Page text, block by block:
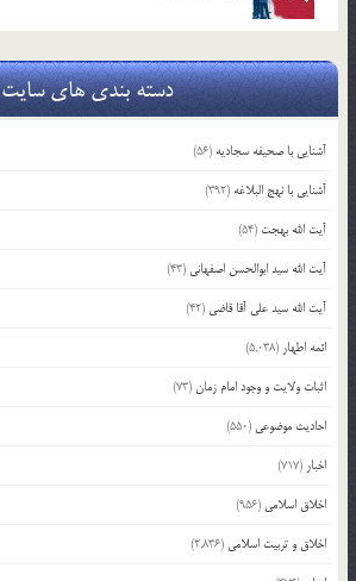
دسته بندی های سایت
آشنایی با صحیفه سجادیه (56)
آشنایی با نهج البلاغه (392)
آیت الله بهجت (54)
آیت الله سید ابوالحسن اصفهانی (43)
آیت الله سید علی آقا قاضی (42)
ائمه اطهار (5,038)
اثبات ولایت و وجود امام زمان(73)
احادیث موضوعی (550)
اخبار (717)
اخلاق اسلامی (956)
اخلاق و تربیت اسلامی (2,836)